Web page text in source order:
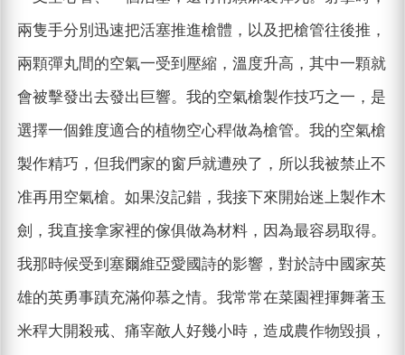
兩隻手分別迅速把活塞推進槍體，以及把槍管往後推，
兩顆彈丸間的空氣一受到壓縮，溫度升高，其中一顆就
會被擊發出去發出巨響。我的空氣槍製作技巧之一，是
選擇一個錐度適合的植物空心稈做為槍管。我的空氣槍
製作精巧，但我們家的窗戶就遭殃了，所以我被禁止不
准再用空氣槍。如果沒記錯，我接下來開始迷上製作木
劍，我直接拿家裡的傢俱做為材料，因為最容易取得。
我那時候受到塞爾維亞愛國詩的影響，對於詩中國家英
雄的英勇事蹟充滿仰慕之情。我常常在菜園裡揮舞著玉
米稈大開殺戒、痛宰敵人好幾小時，造成農作物毀損，